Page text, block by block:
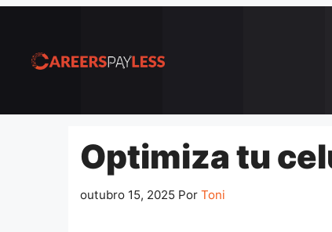
conteúdo
Optimiza tu
outubro 15, 2025 Por Toni